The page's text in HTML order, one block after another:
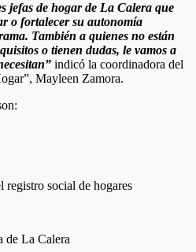
jefas de hogar de La Calera que
o fortalecer su autonomía
También a quienes no están
o tienen dudas, le vamos a
indicó la coordinadora del
Mayleen Zamora.
registro social de hogares
de La Calera